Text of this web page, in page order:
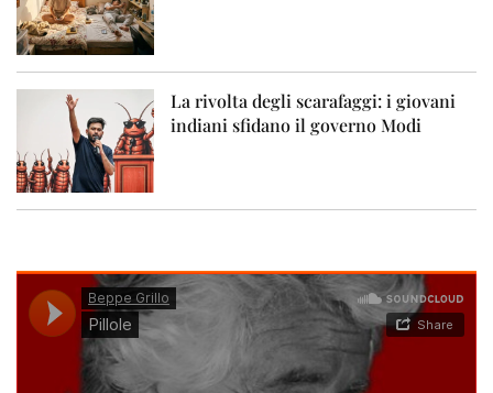
La rivolta degli scarafaggi: i giovani
indiani sfidano il governo Modi